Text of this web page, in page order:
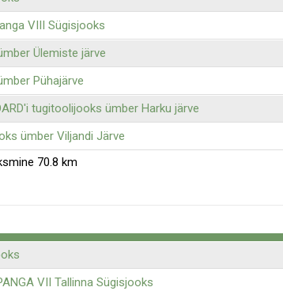
VIII Sügisjooks
Ülemiste järve
Pühajärve
tugitoolijooks ümber Harku järve
ümber Viljandi Järve
70.8 km
VII Tallinna Sügisjooks